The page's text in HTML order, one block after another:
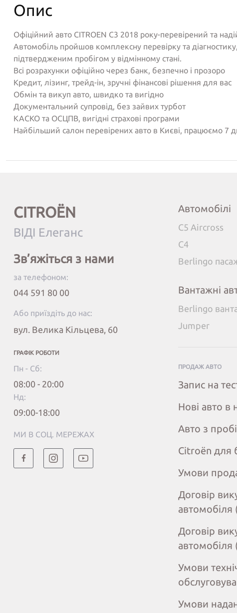
Опис
Офіційний авто CITROEN C3 2018 року-перевірений та
Автомобіль пройшов комплексну перевірку та
підтвердженим пробігом у відмінному стані.
Всі розрахунки офіційно через банк, безпечно і прозоро
Кредит, лізинг, трейд-ін, зручні фінансові рішення для вас
Обмін та викуп авто, швидко та вигідно
Документальний супровід, без зайвих турбот
КАСКО та ОСЦПВ, вигідні страхові програми
Найбільший салон перевірених авто в Києві, працюємо 7
CITROËN
ВІДІ Елеганс
Зв’яжіться з нами
за телефоном:
044 591 80 00
Або приїздіть до нас:
вул. Велика Кільцева, 60
ГРАФІК РОБОТИ
Пн - Сб:
08:00 - 20:00
Нд:
09:00-18:00
МИ В СОЦ. МЕРЕЖАХ
Автомобілі
C5 Aircross
C4
Berlingo
Вантажні
Berlingo
Jumper
ПРОДАЖ АВТО
Запис на
Нові авто в
Авто з
Citroёn для
Умови
Договір
Договір
Умови
Умови